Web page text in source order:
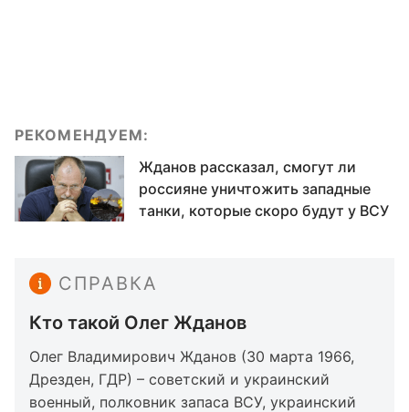
РЕКОМЕНДУЕМ:
Жданов рассказал, смогут ли
россияне уничтожить западные
танки, которые скоро будут у ВСУ
СПРАВКА
Кто такой Олег Жданов
Олег Владимирович Жданов (30 марта 1966,
Дрезден, ГДР) – советский и украинский
военный, полковник запаса ВСУ, украинский